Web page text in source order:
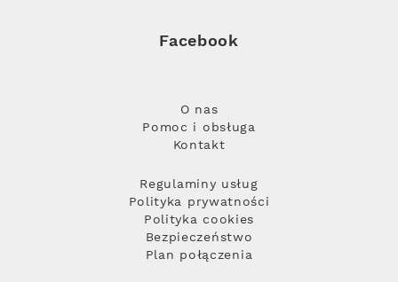
Facebook
O nas
Pomoc i obsługa
Kontakt
Regulaminy usług
Polityka prywatności
Polityka cookies
Bezpieczeństwo
Plan połączenia